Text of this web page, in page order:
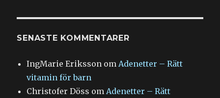
SENASTE KOMMENTARER
IngMarie Eriksson omAdenetter – Rätt
vitamin för barn
Christofer Döss omAdenetter – Rätt